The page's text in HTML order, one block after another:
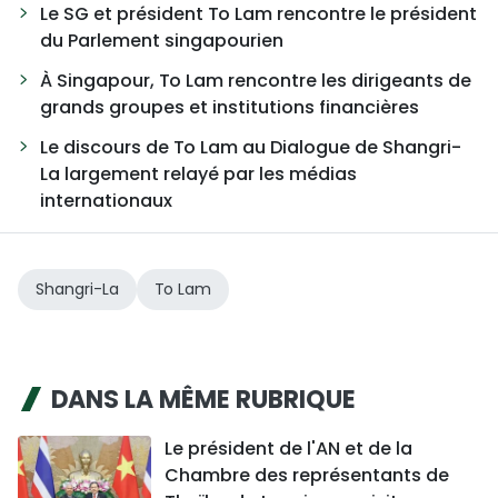
Le SG et président To Lam rencontre le président
du Parlement singapourien
À Singapour, To Lam rencontre les dirigeants de
grands groupes et institutions financières
Le discours de To Lam au Dialogue de Shangri-
La largement relayé par les médias
internationaux
Shangri-La To Lam
DANS LA MÊME RUBRIQUE
Le président de l'AN et de la
Chambre des représentants de